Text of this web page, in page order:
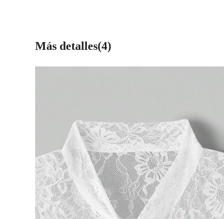
Más detalles(4)